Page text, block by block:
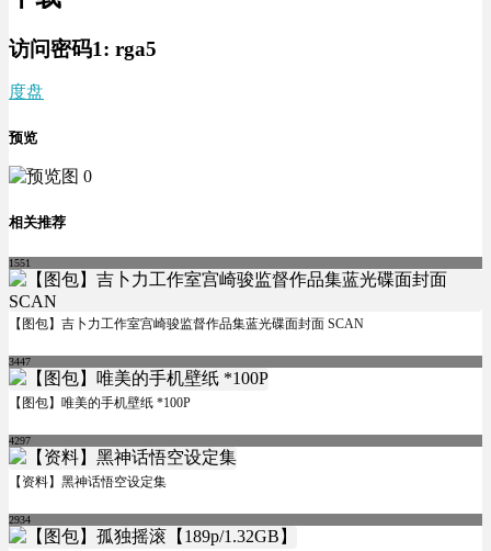
访问密码1: rga5
度盘
预览
相关推荐
1551
【图包】吉卜力工作室宫崎骏监督作品集蓝光碟面封面 SCAN
3447
【图包】唯美的手机壁纸 *100P
4297
【资料】黑神话悟空设定集
2934